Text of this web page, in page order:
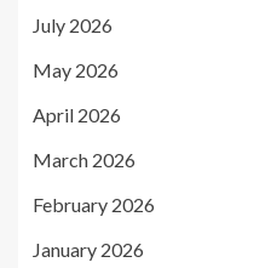
July 2026
May 2026
April 2026
March 2026
February 2026
January 2026